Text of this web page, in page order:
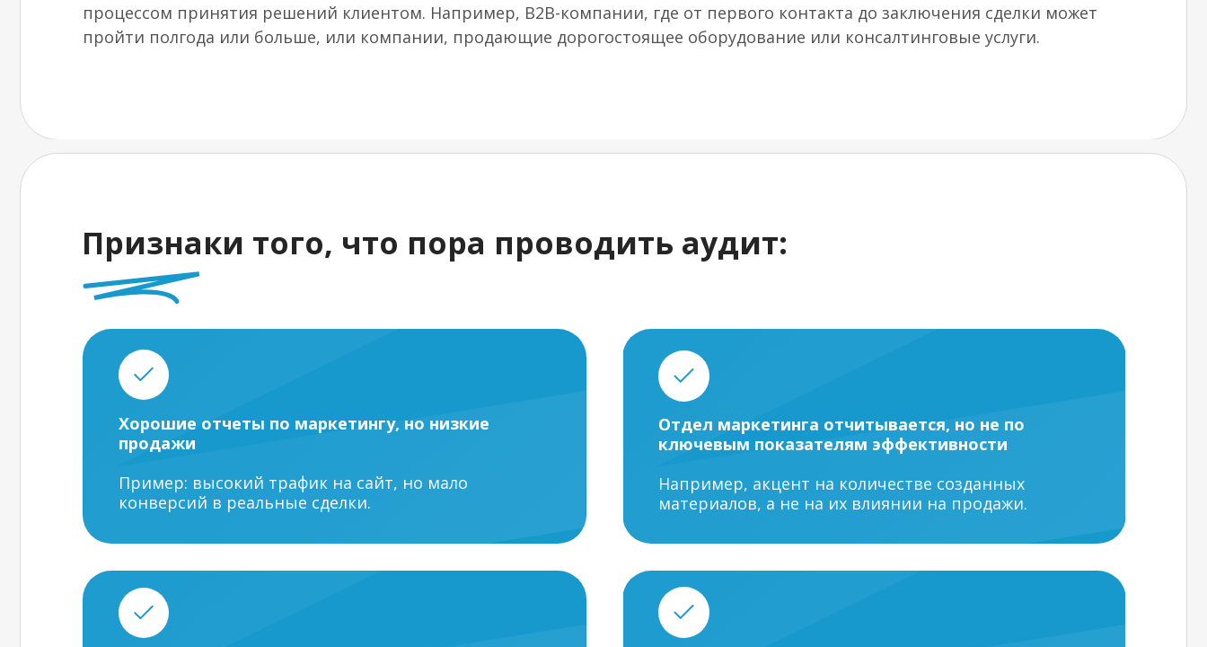
процессом принятия решений клиентом. Например, B2B-компании, где от первого контакта до заключения сделки может
пройти полгода или больше, или компании, продающие дорогостоящее оборудование или консалтинговые услуги.
Признаки того, что пора проводить аудит:
Хорошие отчеты по маркетингу, но низкие
продажи
Пример: высокий трафик на сайт, но мало
конверсий в реальные сделки.
Отдел маркетинга отчитывается, но не по
ключевым показателям эффективности
Например, акцент на количестве созданных
материалов, а не на их влиянии на продажи.